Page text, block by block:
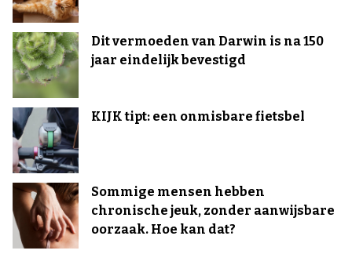
Dit vermoeden van Darwin is na 150
jaar eindelijk bevestigd
KIJK tipt: een onmisbare fietsbel
Sommige mensen hebben
chronische jeuk, zonder aanwijsbare
oorzaak. Hoe kan dat?